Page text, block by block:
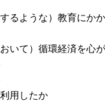
るような）教育にか
いて）循環経済を心
用したか